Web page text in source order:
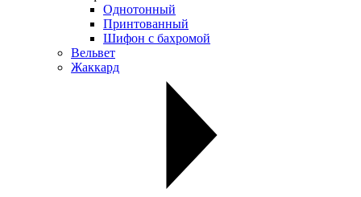
Однотонный
Принтованный
Шифон с бахромой
Вельвет
Жаккард